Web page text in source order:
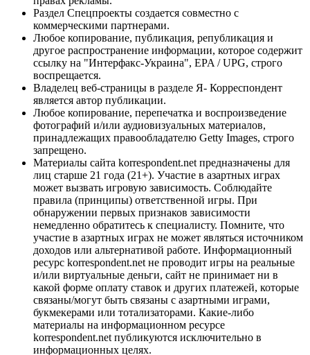
Раздел Спецпроекты создается совместно с
коммерческими партнерами.
Любое копирование, публикация, републикация и
другое распространение информации, которое содержит
ссылку на "Интерфакс-Украина", EPA / UPG, строго
воспрещается.
Владелец веб-страницы в разделе Я- Корреспондент
является автор публикации.
Любое копирование, перепечатка и воспроизведение
фотографий и/или аудиовизуальных материалов,
принадлежащих правообладателю Getty Images, строго
запрещено.
Материалы сайта korrespondent.net предназначены для
лиц старше 21 года (21+). Участие в азартных играх
может вызвать игровую зависимость. Соблюдайте
правила (принципы) ответственной игры. При
обнаружении первых признаков зависимости
немедленно обратитесь к специалисту. Помните, что
участие в азартных играх не может являться источником
доходов или альтернативой работе. Информационный
ресурс korrespondent.net не проводит игры на реальные
и/или виртуальные деньги, сайт не принимает ни в
какой форме оплату ставок и других платежей, которые
связаны/могут быть связаны с азартными играми,
букмекерами или тотализаторами. Какие-либо
материалы на информационном ресурсе
korrespondent.net публикуются исключительно в
информационных целях.